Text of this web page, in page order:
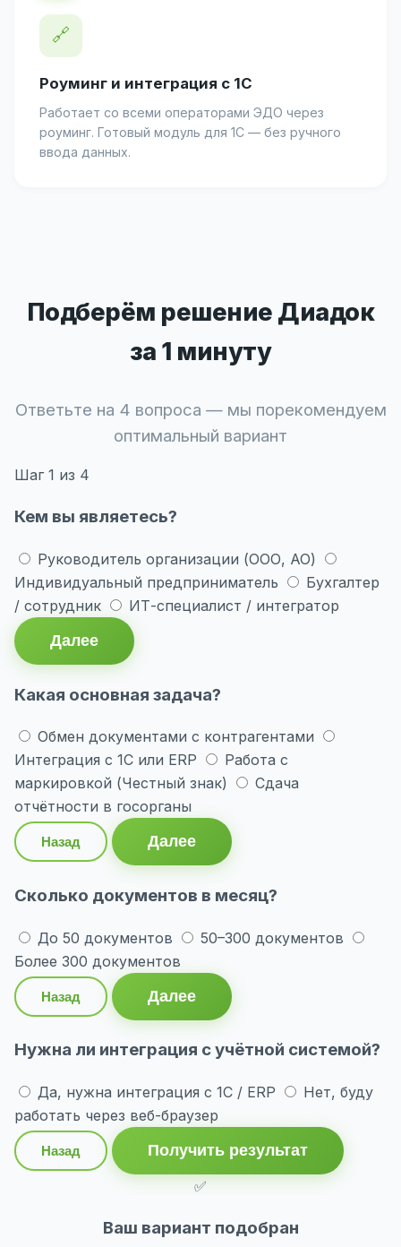
🔗
Роуминг и интеграция с 1С
Работает со всеми операторами ЭДО через
роуминг. Готовый модуль для 1С — без ручного
ввода данных.
Подберём решение Диадок
за 1 минуту
Ответьте на 4 вопроса — мы порекомендуем
оптимальный вариант
Шаг 1 из 4
Кем вы являетесь?
Руководитель организации (ООО, АО)
Индивидуальный предприниматель
Бухгалтер
/ сотрудник
ИТ-специалист / интегратор
Далее
Какая основная задача?
Обмен документами с контрагентами
Интеграция с 1С или ERP
Работа с
маркировкой (Честный знак)
Сдача
отчётности в госорганы
Назад Далее
Сколько документов в месяц?
До 50 документов
50–300 документов
Более 300 документов
Назад Далее
Нужна ли интеграция с учётной системой?
Да, нужна интеграция с 1С / ERP
Нет, буду
работать через веб-браузер
Назад
Получить результат
✅
Ваш вариант подобран